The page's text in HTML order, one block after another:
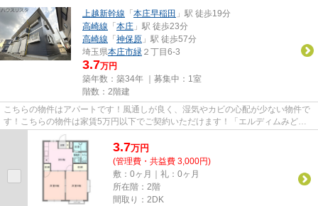
上越新幹線 「 本庄早稲田 」駅 徒歩19分
高崎線 「 本庄 」駅 徒歩23分
高崎線 「 神保原 」駅 徒歩57分
埼玉県本庄市緑 ２丁目6-3
3.7万円
築年数：築34年 ｜募集中： 1室
階数：2階建
こちらの物件はアパートです！風通しが良く、湿気やカビの心配が少ない物件で
す！こちらの物件は家賃5万円以下でご契約いただけます！「エルディムみどり
A」のここがイチオシ！本庄市...
3.7万円
(管理費・共益費 3,000円)
敷：0ヶ月｜礼：0ヶ月
所在階：2階
間取り：2DK